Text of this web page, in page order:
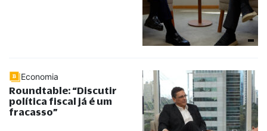
Economia
Roundtable: “Discutir
política fiscal já é um
fracasso”